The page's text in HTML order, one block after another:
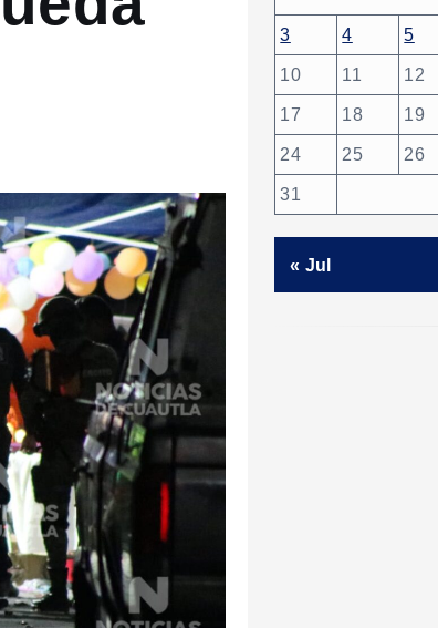
3 4 5
10 11 12
17 18 19
24 25 26
31
« Jul